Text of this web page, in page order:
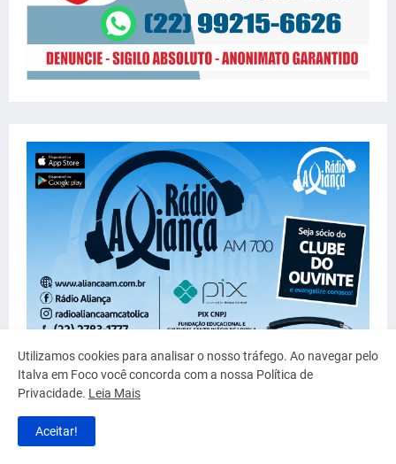
Utilizamos cookies para analisar o nosso tráfego. Ao navegar pelo
Italva em Foco você concorda com a nossa Política de
Privacidade. Leia Mais
Aceitar!